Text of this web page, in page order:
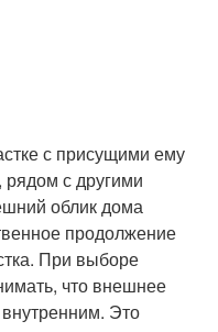
с присущими ему
с другими
облик дома
продолжение
При выборе
что внешнее
Это